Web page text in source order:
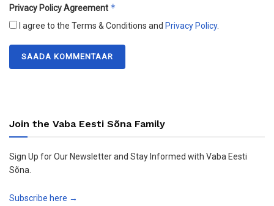
Privacy Policy Agreement *
I agree to the Terms & Conditions and Privacy Policy.
Join the Vaba Eesti Sõna Family
Sign Up for Our Newsletter and Stay Informed with Vaba Eesti
Sõna.
Subscribe here →